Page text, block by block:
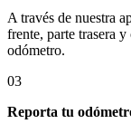
A través de nuestra
frente, parte trasera
odómetro.
03
Reporta tu